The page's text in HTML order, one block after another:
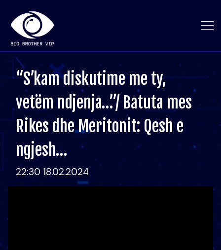
“S’kam diskutime me ty,
vetëm ndjenja…”/ Batuta mes
Rikes dhe Meritonit: Qesh e
ngjesh…
22:30 18.02.2024